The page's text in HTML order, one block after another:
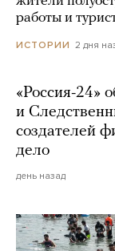
работы и
ИСТОРИИ 2 дня
«Россия-24»
и
создателей
дело
день назад